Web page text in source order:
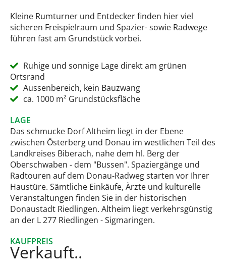
Kleine Rumturner und Entdecker finden hier viel
sicheren Freispielraum und Spazier- sowie Radwege
führen fast am Grundstück vorbei.
Ruhige und sonnige Lage direkt am grünen
Ortsrand
Aussenbereich, kein Bauzwang
ca. 1000 m² Grundstücksfläche
LAGE
Das schmucke Dorf Altheim liegt in der Ebene
zwischen Österberg und Donau im westlichen Teil des
Landkreises Biberach, nahe dem hl. Berg der
Oberschwaben - dem "Bussen". Spaziergänge und
Radtouren auf dem Donau-Radweg starten vor Ihrer
Haustüre. Sämtliche Einkäufe, Ärzte und kulturelle
Veranstaltungen finden Sie in der historischen
Donaustadt Riedlingen. Altheim liegt verkehrsgünstig
an der L 277 Riedlingen - Sigmaringen.
KAUFPREIS
Verkauft..